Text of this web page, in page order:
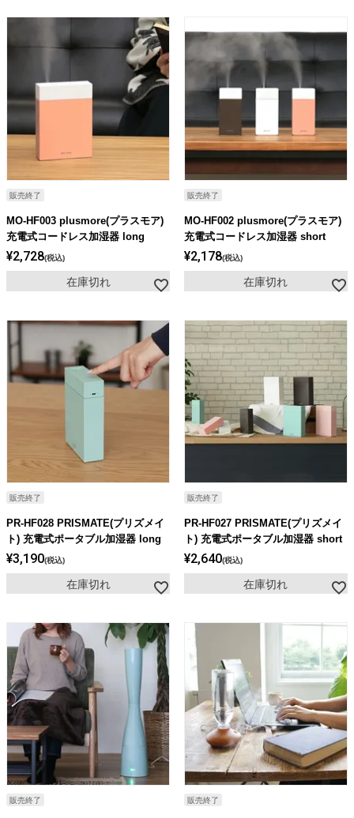
販売終了
MO-HF003 plusmore(プラスモア)
充電式コードレス加湿器 long
¥2,728 税込
在庫切れ
販売終了
MO-HF002 plusmore(プラスモア)
充電式コードレス加湿器 short
¥2,178 税込
在庫切れ
販売終了
PR-HF028 PRISMATE(プリズメイ
ト) 充電式ポータブル加湿器 long
¥3,190 税込
在庫切れ
販売終了
PR-HF027 PRISMATE(プリズメイ
ト) 充電式ポータブル加湿器 short
¥2,640 税込
在庫切れ
販売終了 販売終了